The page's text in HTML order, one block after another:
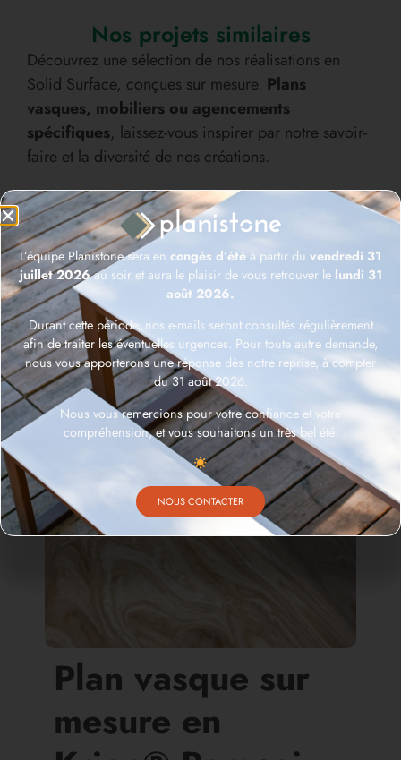
Nos projets similaires
Découvrez une sélection de nos réalisations en
Solid Surface, conçues sur mesure. Plans
vasques, mobiliers ou agencements
spécifiques, laissez-vous inspirer par notre savoir-
faire et la diversité de nos créations.
Plan vasque sur
mesure en
L’équipe Planistone sera en congés d’été à partir du vendredi 31
juillet 2026au soir et aura le plaisir de vous retrouver le lundi 31
août 2026.
Durant cette période, nos e-mails seront consultés régulièrement
afin de traiter les éventuelles urgences. Pour toute autre demande,
nous vous apporterons une réponse dès notre reprise, à compter
du 31 août 2026.
Nous vous remercions pour votre confiance et votre
compréhension, et vous souhaitons un très bel été.
NOUS CONTACTER